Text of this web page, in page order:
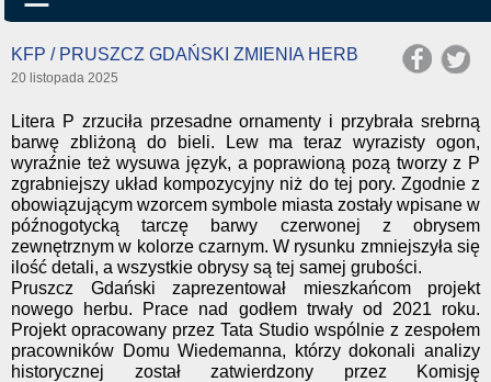
KFP / PRUSZCZ GDAŃSKI ZMIENIA HERB
20 listopada 2025
Litera P zrzuciła przesadne ornamenty i przybrała srebrną
barwę zbliżoną do bieli. Lew ma teraz wyrazisty ogon,
wyraźnie też wysuwa język, a poprawioną pozą tworzy z P
zgrabniejszy układ kompozycyjny niż do tej pory. Zgodnie z
obowiązującym wzorcem symbole miasta zostały wpisane w
późnogotycką tarczę barwy czerwonej z obrysem
zewnętrznym w kolorze czarnym. W rysunku zmniejszyła się
ilość detali, a wszystkie obrysy są tej samej grubości.
Pruszcz Gdański zaprezentował mieszkańcom projekt
nowego herbu. Prace nad godłem trwały od 2021 roku.
Projekt opracowany przez Tata Studio wspólnie z zespołem
pracowników Domu Wiedemanna, którzy dokonali analizy
historycznej został zatwierdzony przez Komisję